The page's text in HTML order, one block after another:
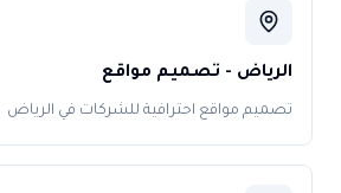
الرياض - تصميم مواقع
تصميم مواقع احترافية للشركات في الرياض